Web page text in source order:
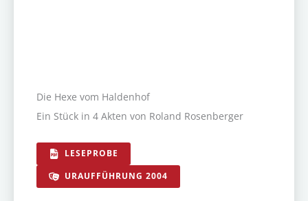
Die Hexe vom Haldenhof
Ein Stück in 4 Akten von Roland Rosenberger
LESEPROBE
URAUFFÜHRUNG 2004